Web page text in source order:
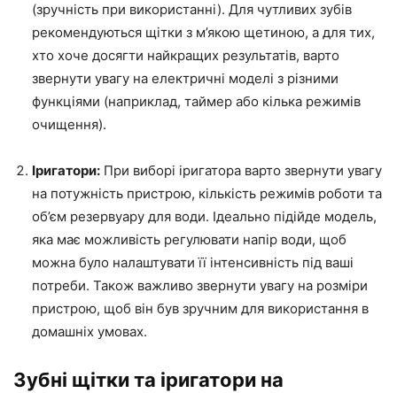
(зручність при використанні). Для чутливих зубів
рекомендуються щітки з м’якою щетиною, а для тих,
хто хоче досягти найкращих результатів, варто
звернути увагу на електричні моделі з різними
функціями (наприклад, таймер або кілька режимів
очищення).
Іригатори: При виборі іригатора варто звернути увагу
на потужність пристрою, кількість режимів роботи та
об’єм резервуару для води. Ідеально підійде модель,
яка має можливість регулювати напір води, щоб
можна було налаштувати її інтенсивність під ваші
потреби. Також важливо звернути увагу на розміри
пристрою, щоб він був зручним для використання в
домашніх умовах.
Зубні щітки та іригатори на